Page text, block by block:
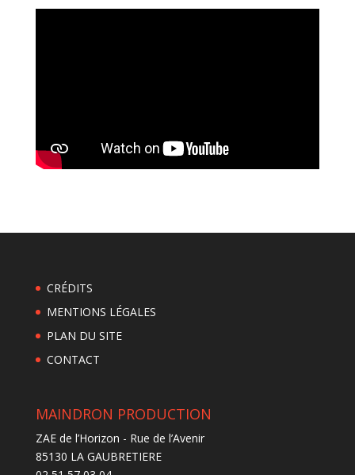
CRÉDITS
MENTIONS LÉGALES
PLAN DU SITE
CONTACT
MAINDRON PRODUCTION
ZAE de l’Horizon - Rue de l’Avenir
85130 LA GAUBRETIERE